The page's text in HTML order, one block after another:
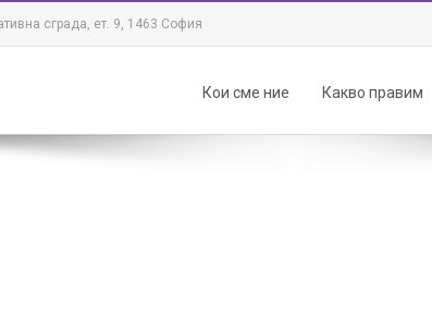
сграда, ет. 9, 1463 София
Кои сме ние Какво правим